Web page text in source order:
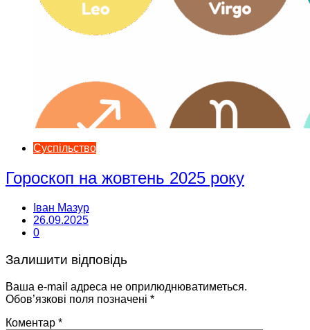
Суспільство
Гороскоп на жовтень 2025 року
Іван Мазур
26.09.2025
0
Залишити відповідь
Ваша e-mail адреса не оприлюднюватиметься.
Обов’язкові поля позначені *
Коментар *